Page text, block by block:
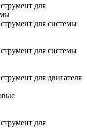
для
для системы
для системы
для двигателя
для